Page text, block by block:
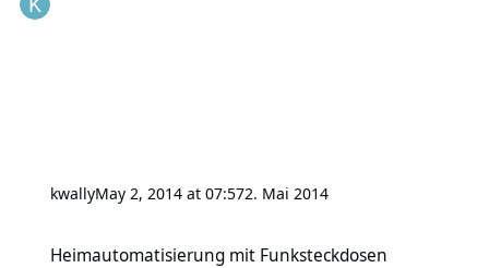
kwallyMay 2, 2014 at 07:572. Mai 2014
Heimautomatisierung mit Funksteckdosen